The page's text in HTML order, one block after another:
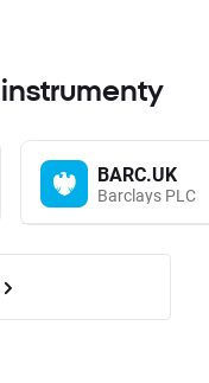
BARC.UK
Barclays PLC